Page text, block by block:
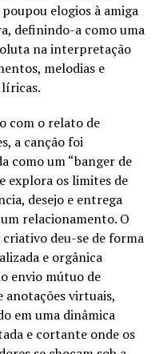
poupou elogios à amiga
definindo-a como uma
na interpretação
melodias e
com o relato de
a canção foi
como um “banger de
explora os limites de
desejo e entrega
relacionamento. O
criativo deu-se de forma
e orgânica
envio mútuo de
anotações virtuais,
em uma dinâmica
e cortante onde os